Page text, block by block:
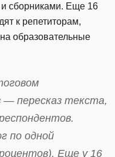
сборниками. Еще 16
к репетиторам,
образовательные
— пересказ текста,
по одной
Еще у 16